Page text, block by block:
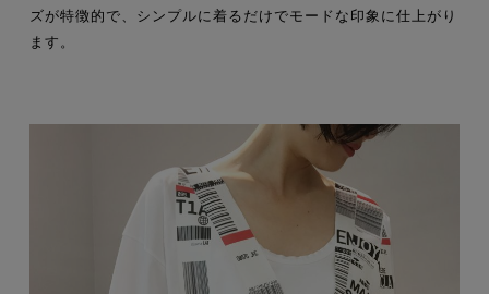
ズが特徴的で、シンプルに着るだけでモードな印象に仕上がり
ます。